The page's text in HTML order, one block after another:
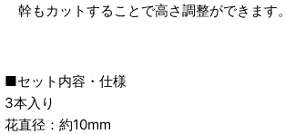
幹もカットすることで高さ調整ができます。
■セット内容・仕様
3本入り
花直径：約10mm